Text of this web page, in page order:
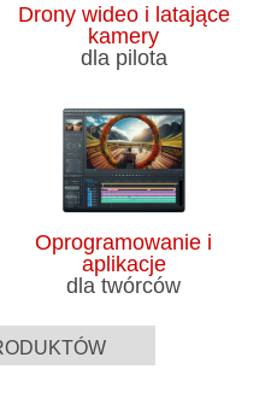
Drony wideo i latające
kamery
dla pilota
Oprogramowanie i
aplikacje
dla twórców